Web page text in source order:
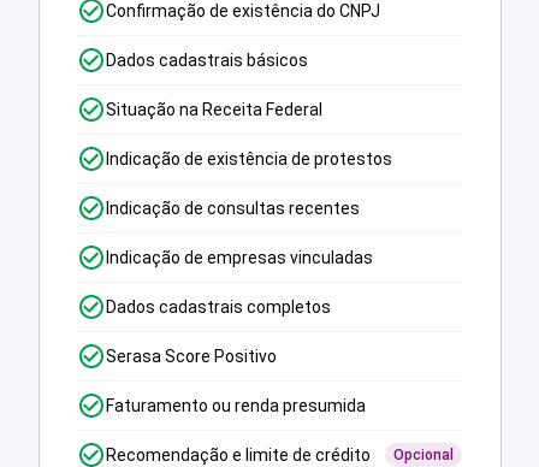
Confirmação de existência do CNPJ
Dados cadastrais básicos
Situação na Receita Federal
Indicação de existência de protestos
Indicação de consultas recentes
Indicação de empresas vinculadas
Dados cadastrais completos
Serasa Score Positivo
Faturamento ou renda presumida
Recomendação e limite de crédito Opcional